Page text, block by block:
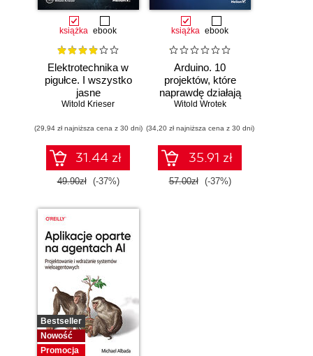
książka ebook
Elektrotechnika w
pigułce. I wszystko
jasne
Witold Krieser
(29,94 zł najniższa cena z 30 dni)
31.44 zł
49.90zł (-37%)
książka ebook
Arduino. 10
projektów, które
naprawdę działają
Witold Wrotek
(34,20 zł najniższa cena z 30 dni)
35.91 zł
57.00zł (-37%)
Bestseller
Nowość
Promocja